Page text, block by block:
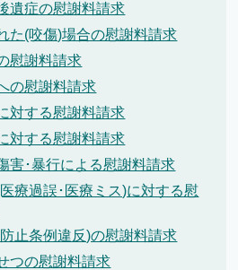
遺症の慰謝料請求
た(咬傷)場合の慰謝料請求
慰謝料請求
の慰謝料請求
対する慰謝料請求
対する慰謝料請求
害･暴行による慰謝料請求
療過誤･医療ミス)に対する慰
止条例違反)の慰謝料請求
つの慰謝料請求